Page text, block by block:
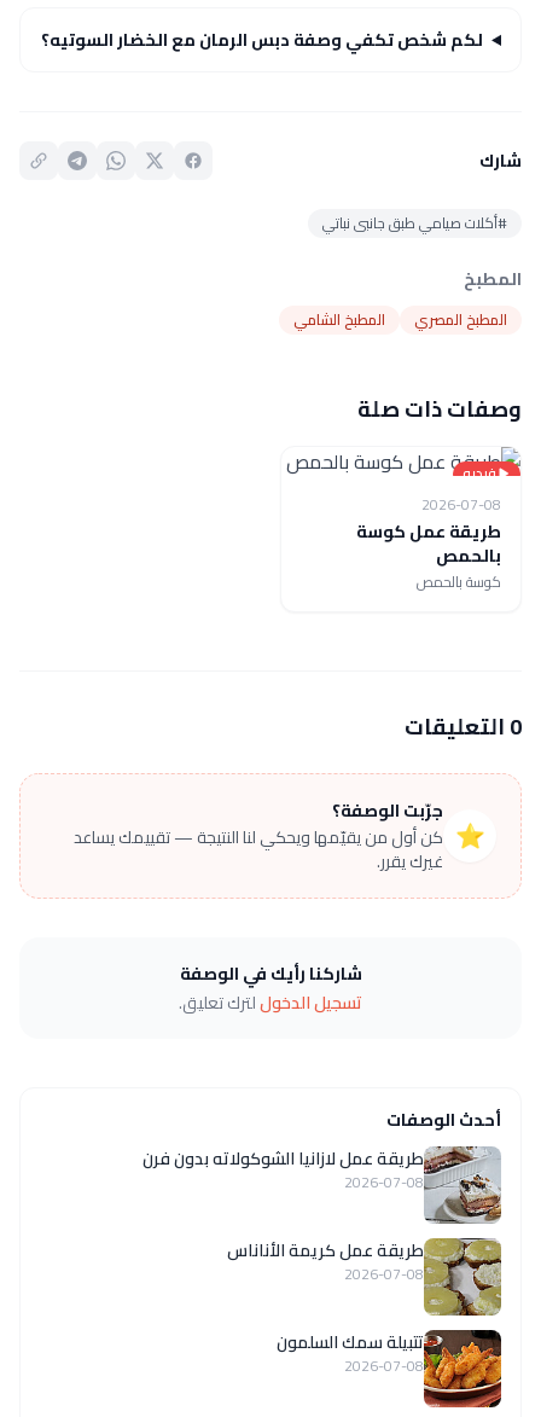
لكم شخص تكفي وصفة دبس الرمان مع الخضار السوتيه؟
شارك
#أكلات صيامي طبق جانبى نباتي
المطبخ
المطبخ المصري المطبخ الشامي
وصفات ذات صلة
فيديو
2026-07-08
طريقة عمل كوسة
بالحمص
كوسة بالحمص
0 التعليقات
⭐
جرّبت الوصفة؟
كن أول من يقيّمها ويحكي لنا النتيجة — تقييمك يساعد
غيرك يقرر.
شاركنا رأيك في الوصفة
تسجيل الدخوللترك تعليق.
أحدث الوصفات
طريقة عمل لازانيا الشوكولاته بدون فرن
2026-07-08
طريقة عمل كريمة الأناناس
2026-07-08
تتبيلة سمك السلمون
2026-07-08